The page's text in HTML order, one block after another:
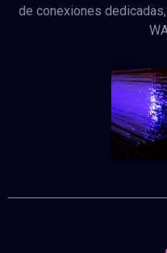
de conexiones